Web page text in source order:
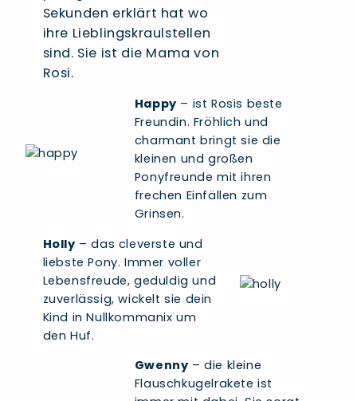
Sekunden erklärt hat wo
ihre Lieblingskraulstellen
sind. Sie ist die Mama von
Rosi.
Happy – ist Rosis beste
Freundin. Fröhlich und
charmant bringt sie die
kleinen und großen
Ponyfreunde mit ihren
frechen Einfällen zum
Grinsen.
Holly – das cleverste und
liebste Pony. Immer voller
Lebensfreude, geduldig und
zuverlässig, wickelt sie dein
Kind in Nullkommanix um
den Huf.
Gwenny – die kleine
Flauschkugelrakete ist